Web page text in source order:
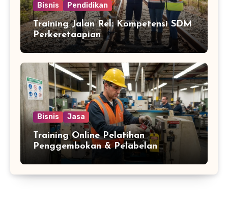
Bisnis Pendidikan
Training Jalan Rel: Kompetensi SDM
Perkeretaapian
Bisnis Jasa
Training Online Pelatihan
Penggembokan & Pelabelan